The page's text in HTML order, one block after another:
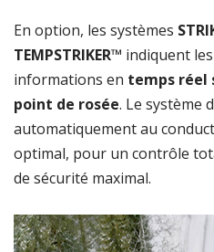
En option, les systèmes
TEMPSTRIKER™ indiquent
informations en temps réel
point de rosée. Le système
automatiquement au
optimal, pour un contrôle
de sécurité maximal.